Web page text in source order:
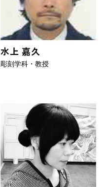
水上 嘉久
彫刻学科・教授